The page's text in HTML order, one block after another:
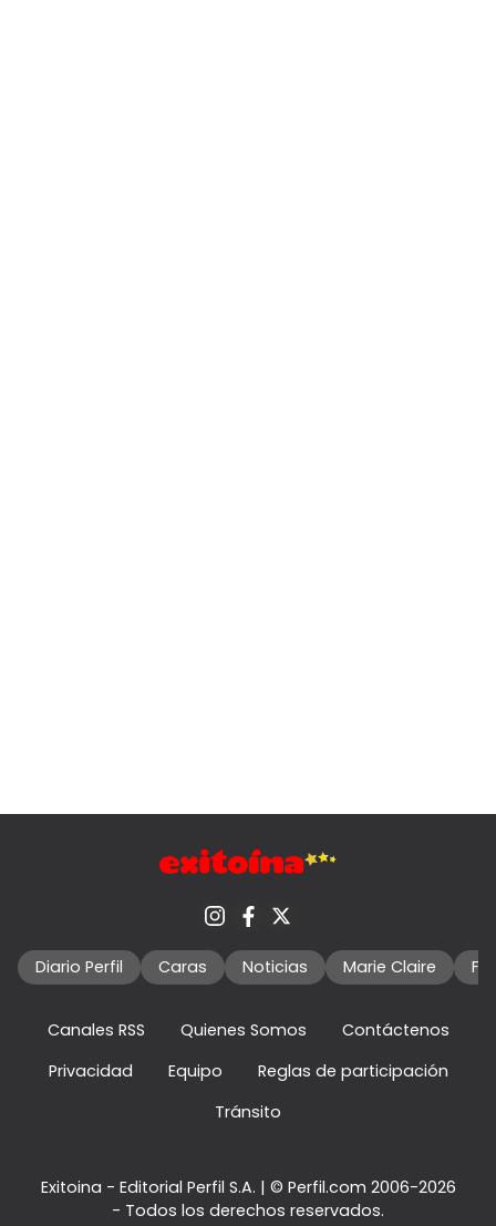
Diario Perfil Caras Noticias Marie Claire
Canales RSS Quienes Somos
Contáctenos
Privacidad
Equipo
Reglas de participación
Tránsito
Exitoina - Editorial Perfil S.A. | © Perfil.com 2006-2026
- Todos los derechos reservados.